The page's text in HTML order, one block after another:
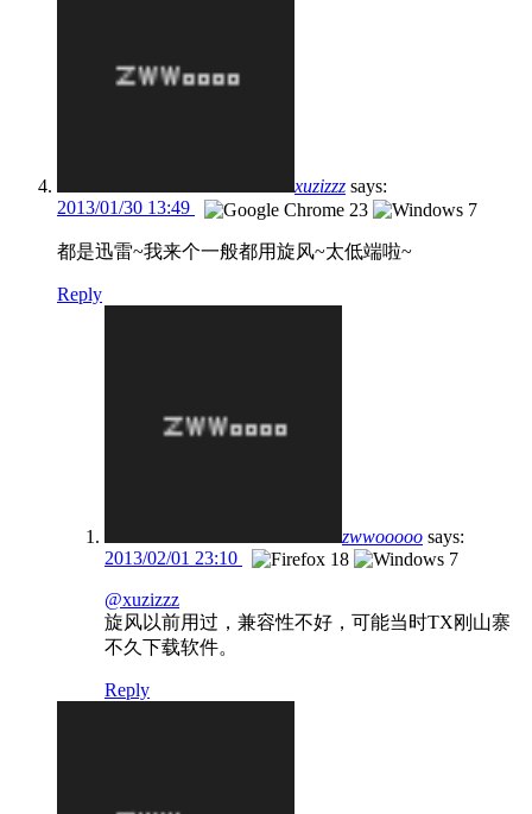
xuzizzz says:
2013/01/30 13:49
都是迅雷~我来个一般都用旋风~太低端啦~
Reply
zwwooooo says:
2013/02/01 23:10
@xuzizzz
旋风以前用过，兼容性不好，可能当时TX刚山寨
不久下载软件。
Reply